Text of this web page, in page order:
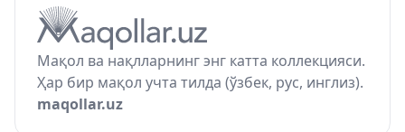
Мақол ва нақлларнинг энг катта коллекцияси.
Ҳар бир мақол учта тилда (ўзбек, рус, инглиз).
maqollar.uz